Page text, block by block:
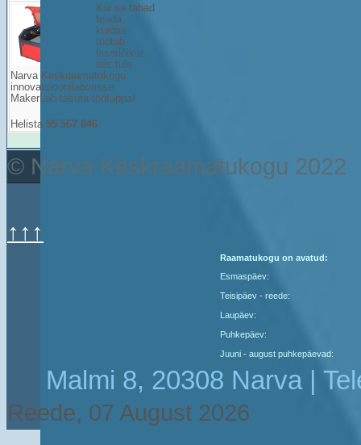
Kui sa tahad
teada,
kuidas
töötab
laserlõikur,
siis tule
Narva Keskraamatukogu
innovatsioonilaborisse
MakerLab tasuta töötuppa!
Helista 55 567 846
© Narva Keskraamatukogu 2022
↑↑↑
Raamatukogu on avatud:
Esmaspäev:
Teisipäev - reede:
Laupäev:
Puhkepäev:
Juuni - august puhkepäevad:
Malmi 8, 20308 Narva |
Reede, 07 August 2026